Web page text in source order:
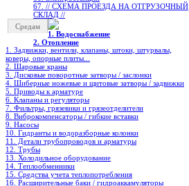
67. // СХЕМА ПРОЕЗДА НА ОТГРУЗОЧНЫЙ
СКЛАД //
Средам
1. Водоснабжение
2. Отопление
1. Задвижки, вентили, клапаны, штоки, штурвалы,
коверы, опорные плиты...
2. Шаровые краны
3. Дисковые поворотные затворы / заслонки
4. Шиберные ножевые и щитовые затворы / задвижки
5. Приводы к арматуре
6. Клапаны и регуляторы
7. Фильтры, грязевики и грязеотделители
8. Виброкомпенсаторы / гибкие вставки
9. Насосы
10. Гидранты и водоразборные колонки
11. Детали трубопроводов и арматуры
12. Трубы
13. Холодильное oборудование
14. Теплообменники
15. Средства учета теплопотребления
16. Расширительные баки / гидроаккамуляторы